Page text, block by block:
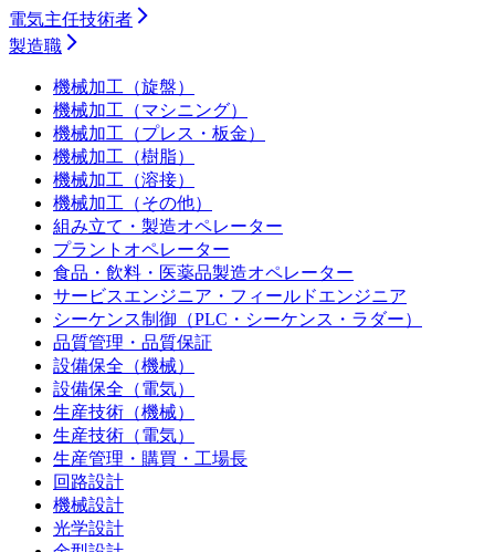
電気主任技術者
製造職
機械加工（旋盤）
機械加工（マシニング）
機械加工（プレス・板金）
機械加工（樹脂）
機械加工（溶接）
機械加工（その他）
組み立て・製造オペレーター
プラントオペレーター
食品・飲料・医薬品製造オペレーター
サービスエンジニア・フィールドエンジニア
シーケンス制御（PLC・シーケンス・ラダー）
品質管理・品質保証
設備保全（機械）
設備保全（電気）
生産技術（機械）
生産技術（電気）
生産管理・購買・工場長
回路設計
機械設計
光学設計